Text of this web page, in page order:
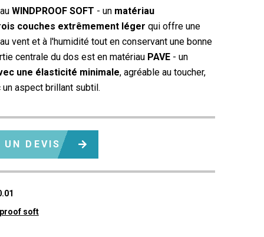
WINDPROOF SOFT - un matériau
couches extrêmement léger qui offre une
vent et à l'humidité tout en conservant une bonne
centrale du dos est en matériau PAVE- un
une élasticité minimale, agréable au toucher,
aspect brillant subtil.
UN DEVIS
soft